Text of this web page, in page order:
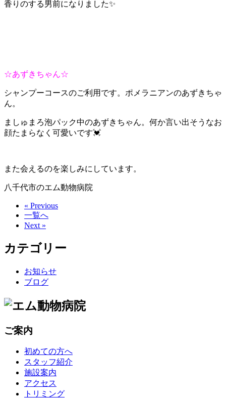
香りのする男前になりました✨
☆あずきちゃん☆
シャンプーコースのご利用です。ポメラニアンのあずきちゃ
ん。
ましゅまろ泡パック中のあずきちゃん。何か言い出そうなお
顔たまらなく可愛いです💓
また会えるのを楽しみにしています。
八千代市のエム動物病院
« Previous
一覧へ
Next »
カテゴリー
お知らせ
ブログ
ご案内
初めての方へ
スタッフ紹介
施設案内
アクセス
トリミング